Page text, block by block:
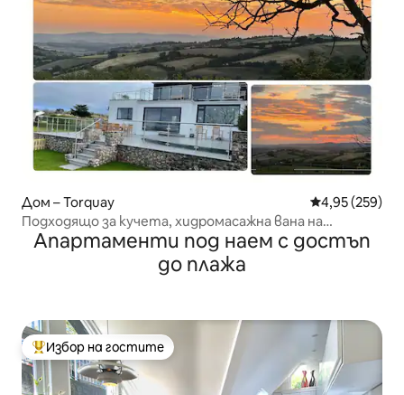
Дом – Torquay Средна
4,95 (259)
Подходящо за кучета, хидромасажна вана на
покрива, панорамна гледка.
Апартаменти под наем с достъп
до плажа
Най-популярен избор на гостите
Избор на гостите